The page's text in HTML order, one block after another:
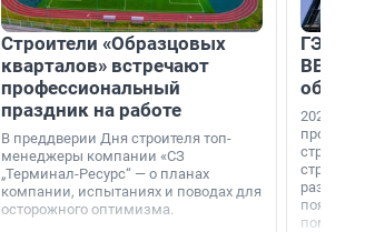
Строители «Образцовых
кварталов» встречают
профессиональный
праздник на работе
В преддверии Дня строителя топ-
менеджеры компании «СЗ
„Терминал-Ресурс“ — о планах
компании, испытаниях и поводах для
осторожного оптимизма.
ГЭС,
ВВП: в
об
2026-й —
раз. В